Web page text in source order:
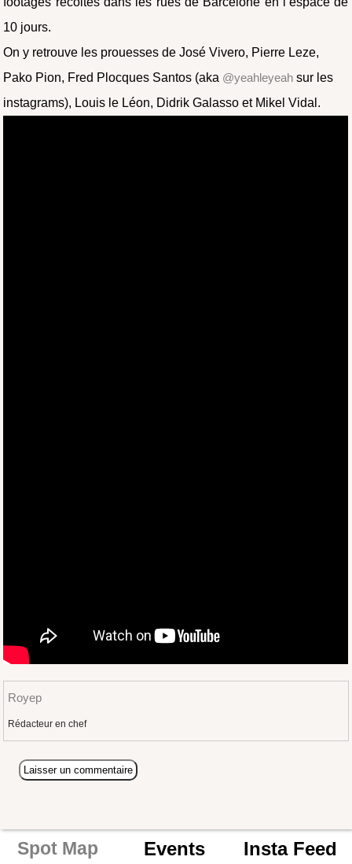
10 jours.
On y retrouve les prouesses de José Vivero, Pierre Leze,
Pako Pion, Fred Plocques Santos (aka @yeahleyeah sur les
instagrams), Louis le Léon, Didrik Galasso et Mikel Vidal.
Royep
Rédacteur en chef
Spot Map Events Insta Feed